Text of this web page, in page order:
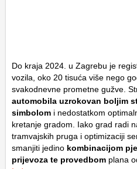
Do kraja 2024. u Zagrebu je
vozila, oko 20 tisuća više nego
svakodnevne prometne gužve.
automobila uzrokovan boljim
simbolom i nedostatkom
kretanje gradom. Iako grad radi
tramvajskih pruga i optimizaciji
smanjiti jedino kombinacijom
prijevoza te provedbom plana